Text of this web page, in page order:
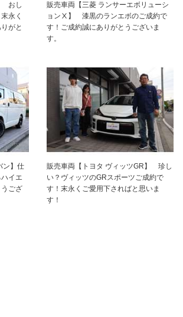
おし
永く
がと
販売車両【三菱 ランサーエボリューシ
ョンⅩ】 漆黒のランエボのご成約で
す！ご成約誠にありがとうございま
す。
ン】仕
イエ
ござ
販売車両【トヨタ ヴィッツGR】 珍し
い？ヴィッツのGRスポーツご成約で
す！末永くご愛用下さればと思いま
す！